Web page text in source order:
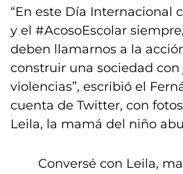
“En este Día Internacional
y el #AcosoEscolar
deben llamarnos a la
construir una sociedad
violencias”, escribió el
cuenta de Twitter, con
Leila, la mamá del niño
Conversé con Leila,